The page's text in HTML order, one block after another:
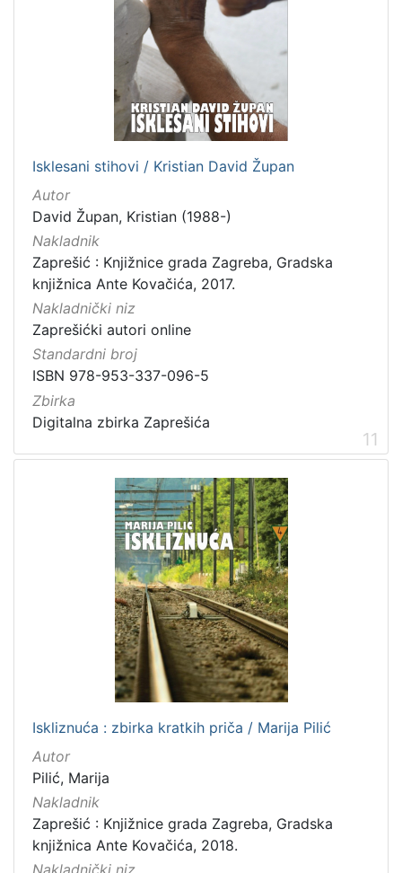
Isklesani stihovi / Kristian David Župan
Autor
David Župan, Kristian (1988-)
Nakladnik
Zaprešić : Knjižnice grada Zagreba, Gradska
knjižnica Ante Kovačića, 2017.
Nakladnički niz
Zaprešićki autori online
Standardni broj
ISBN 978-953-337-096-5
Zbirka
Digitalna zbirka Zaprešića
11
Iskliznuća : zbirka kratkih priča / Marija Pilić
Autor
Pilić, Marija
Nakladnik
Zaprešić : Knjižnice grada Zagreba, Gradska
knjižnica Ante Kovačića, 2018.